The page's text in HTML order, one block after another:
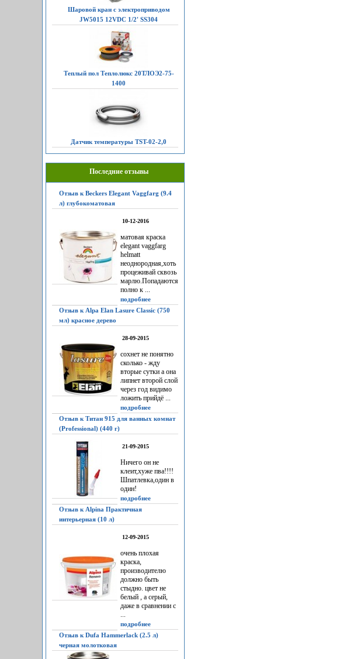
Шаровой кран с электроприводом
JW5015 12VDC 1/2' SS304
Теплый пол Теплолюкс 20ТЛОЭ2-75-
1400
Датчик температуры TST-02-2,0
Последние отзывы
Отзыв к Beckers Elegant Vaggfarg (9.4
л) глубокоматовая
10-12-2016
матовая краска
elegant vaggfarg
helmatt
неоднородная,хоть
процеживай сквозь
марлю.Попадаются
полно к ...
подробнее
Отзыв к Alpa Elan Lasure Classic (750
мл) красное дерево
28-09-2015
сохнет не понятно
сколько - жду
вторые сутки а она
липнет второй слой
через год видимо
ложить прийдё ...
подробнее
Отзыв к Титан 915 для ванных комнат
(Professional) (440 г)
21-09-2015
Ничего он не
клеит,хуже пва!!!!
Шпатлевка,один в
один!
подробнее
Отзыв к Alpina Практичная
интерьерная (10 л)
12-09-2015
очень плохая
краска,
производителю
должно быть
стыдно. цвет не
белый , а серый,
даже в сравнении с
...
подробнее
Отзыв к Dufa Hammerlack (2.5 л)
черная молотковая